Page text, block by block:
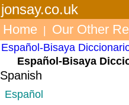
jonsay.co.uk
Home Our Other
Español-Bisaya
Español-Bisaya
Spanish
Español